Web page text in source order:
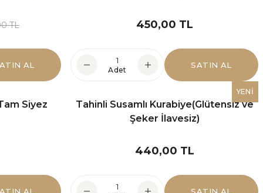
Şeker İlavesiz)
AL
YENİ
ve Şeker İlavesiz)(6 Kişilik)
TL
AL
450,00 TL
Adet
SATIN AL
Siyez
AL
YENİ
Tahinli Susamlı Kurabiye(Glütensiz ve
Şeker İlavesiz)
440,00 TL
SATIN AL